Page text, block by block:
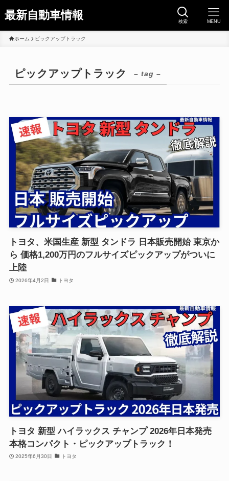
最新自動車情報 検索 MENU
ホーム ピックアップトラック
ピックアップトラック – tag –
トヨタ、米国生産 新型 タンドラ 日本販売開始 東京か
ら 価格1,200万円のフルサイズピックアップがついに
上陸
2026年4月2日 トヨタ
トヨタ 新型 ハイラックス チャンプ 2026年日本発売
本格コンパクト・ピックアップトラック！
2025年6月30日 トヨタ